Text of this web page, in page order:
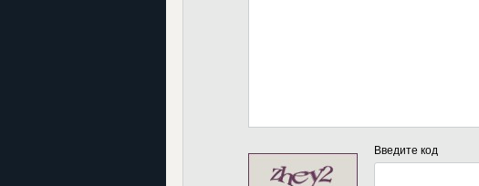
Введите код